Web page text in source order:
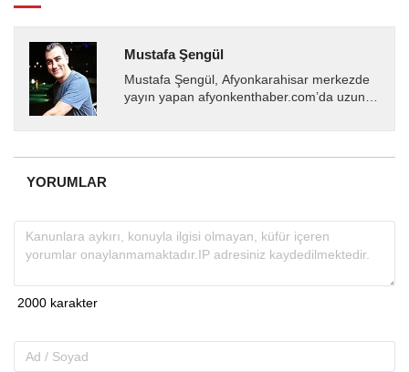
Mustafa Şengül
Mustafa Şengül, Afyonkarahisar merkezde
yayın yapan afyonkenthaber.com’da uzun
almakta, haber akışı...
YORUMLAR